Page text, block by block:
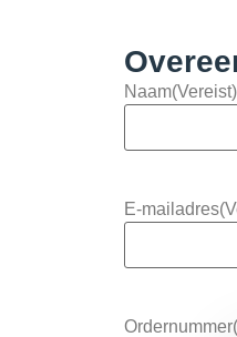
Naam(Vereist)
E-mailadres
Ordernummer